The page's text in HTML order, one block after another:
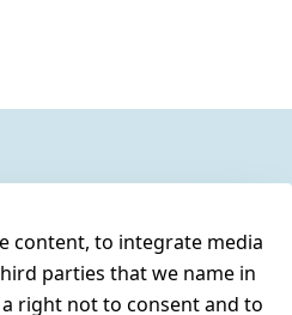
content, to integrate media
parties that we name in
right not to consent and to